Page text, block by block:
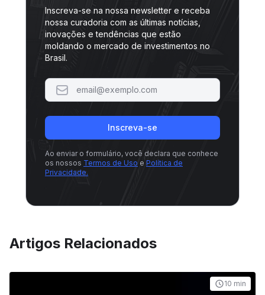
Inscreva-se na nossa newsletter e receba
nossa curadoria com as últimas notícias,
inovações e tendências que estão
moldando o mercado de investimentos no
Brasil.
Inscreva-se
Ao enviar o formulário, você declara que conhece
os nossos Termos de Uso e Política de
Privacidade.
Artigos Relacionados
10 min